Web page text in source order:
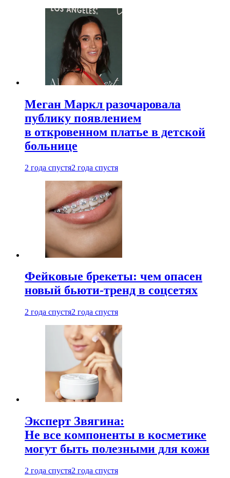
Меган Маркл разочаровала
публику появлением
в откровенном платье в детской
больнице
2 года спустя2 года спустя
Фейковые брекеты: чем опасен
новый бьюти-тренд в соцсетях
2 года спустя2 года спустя
Эксперт Звягина:
Не все компоненты в косметике
могут быть полезными для кожи
2 года спустя2 года спустя